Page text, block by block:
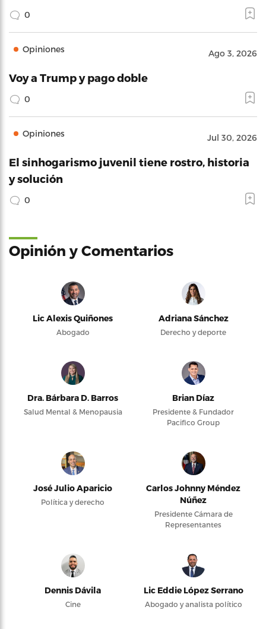
0
Opiniones Ago 3, 2026
Voy a Trump y pago doble
0
Opiniones Jul 30, 2026
El sinhogarismo juvenil tiene rostro, historia
y solución
0
Opinión y Comentarios
Lic Alexis Quiñones
Abogado
Adriana Sánchez
Derecho y deporte
Dra. Bárbara D. Barros
Salud Mental & Menopausia
Brian Díaz
Presidente & Fundador
Pacifico Group
José Julio Aparicio
Política y derecho
Carlos Johnny Méndez
Núñez
Presidente Cámara de
Representantes
Dennis Dávila
Cine
Lic Eddie López Serrano
Abogado y analista político